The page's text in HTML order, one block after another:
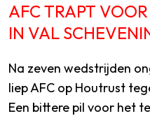
AFC TRAPT
IN VAL
Na zeven wedstrijden
liep AFC op Houtrust
Een bittere pil voor het